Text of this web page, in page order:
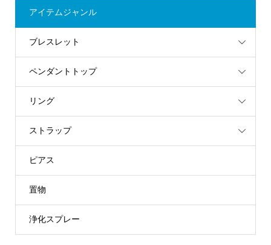
アイテムジャンル
ブレスレット
ペンダントトップ
リング
ストラップ
ピアス
置物
浄化スプレー